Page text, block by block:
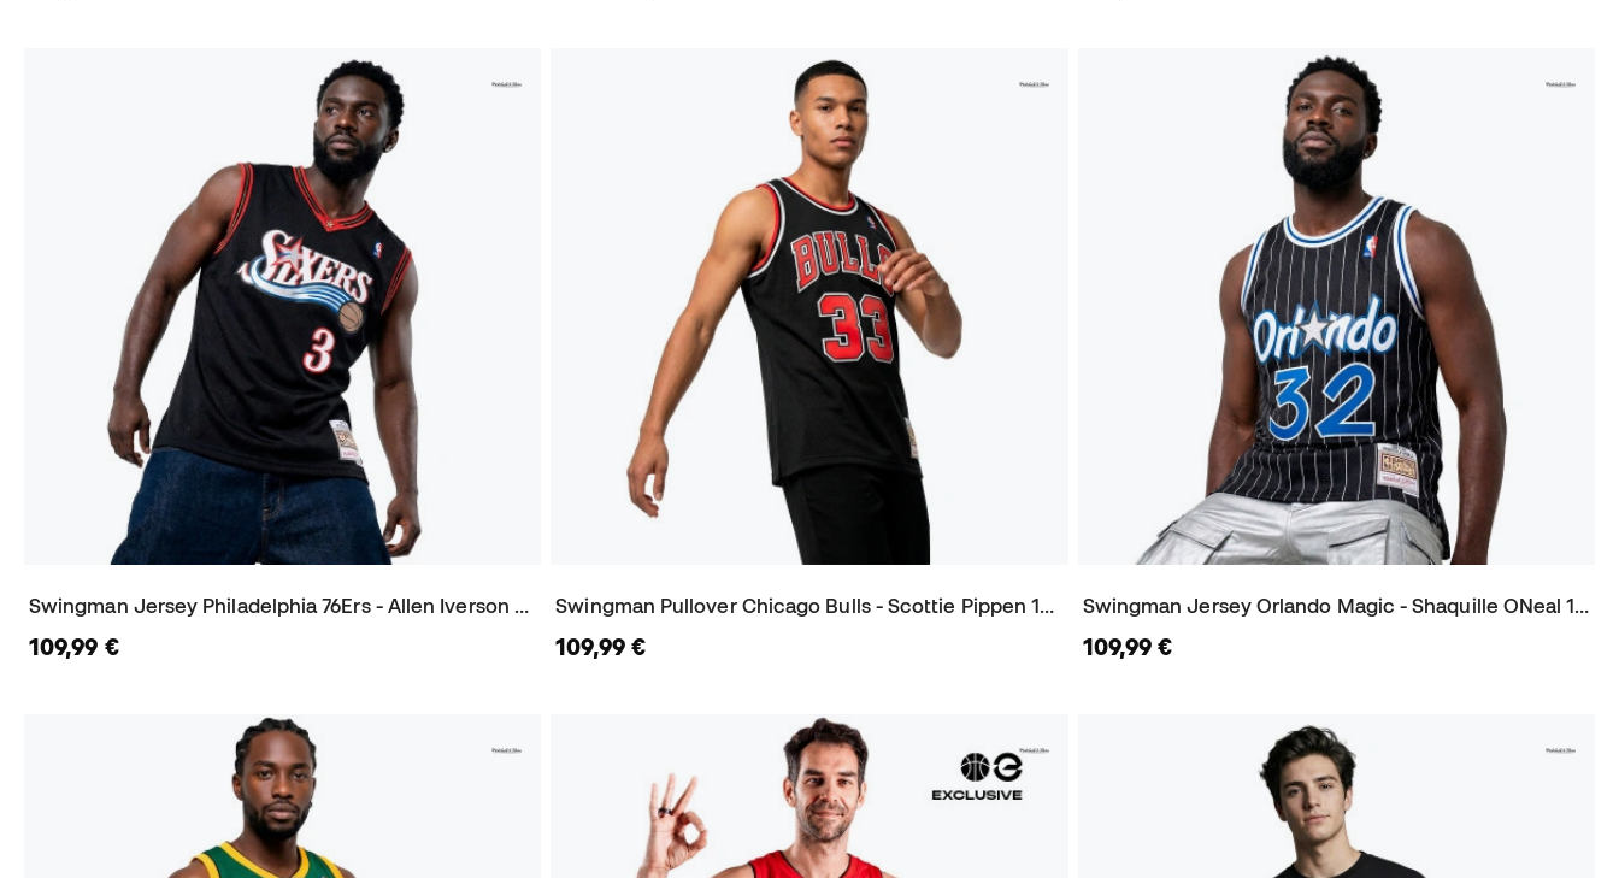
Swingman Jersey Philadelphia 76Ers - Allen Iverson 2000 Trikot
109,99 €
Swingman Pullover Chicago Bulls - Scottie Pippen 1997-98 Trikot
109,99 €
Swingman Jersey Orlando Magic - Shaquille ONeal 1994 Trikot
109,99 €